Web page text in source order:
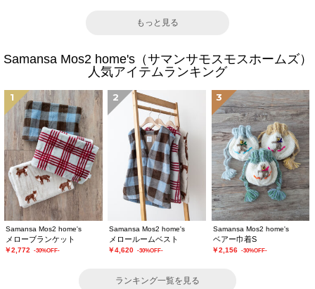
もっと見る
Samansa Mos2 home's（サマンサモスモスホームズ）
人気アイテムランキング
1
Samansa Mos2 home's
メローブランケット
￥2,772 -30%OFF-
2
Samansa Mos2 home's
メロールームベスト
￥4,620 -30%OFF-
3
Samansa Mos2 home's
ベアー巾着S
￥2,156 -30%OFF-
ランキング一覧を見る